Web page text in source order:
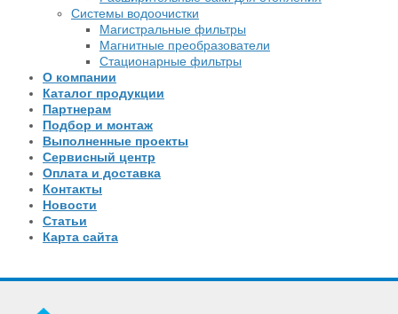
Системы водоочистки
Магистральные фильтры
Магнитные преобразователи
Стационарные фильтры
О компании
Каталог продукции
Партнерам
Подбор и монтаж
Выполненные проекты
Сервисный центр
Оплата и доставка
Контакты
Новости
Статьи
Карта сайта